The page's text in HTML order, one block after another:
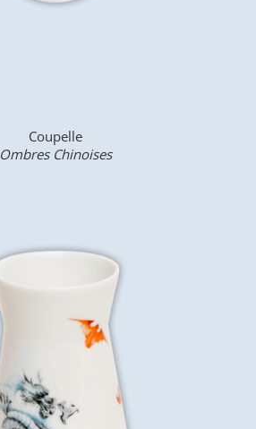
Coupelle
Ombres Chinoises